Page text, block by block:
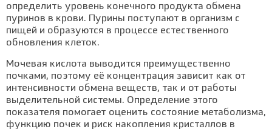
определить уровень конечного продукта обмена
пуринов в крови. Пурины поступают в организм с
пищей и образуются в процессе естественного
обновления клеток.
Мочевая кислота выводится преимущественно
почками, поэтому её концентрация зависит как от
интенсивности обмена веществ, так и от работы
выделительной системы. Определение этого
показателя помогает оценить состояние метаболизма,
функцию почек и риск накопления кристаллов в